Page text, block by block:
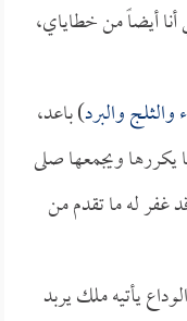
أيضاً من خطاياي،
والبرد) باعد،
يكررها ويجمعها صلى
غفر له ما تقدم من
يأتيه ملك يربد